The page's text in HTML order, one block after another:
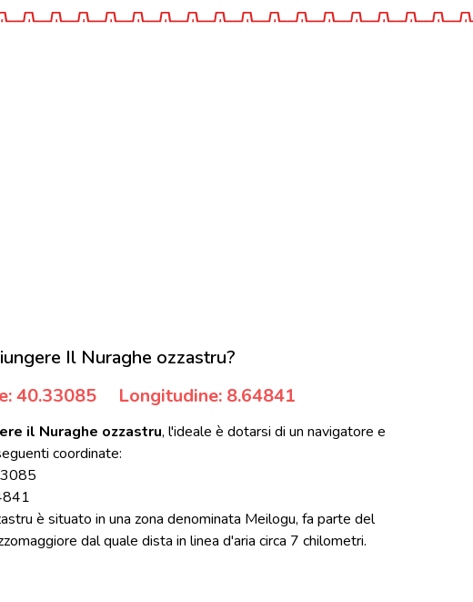
Il Nuraghe ozzastru?
40.33085
Longitudine: 8.64841
il Nuraghe ozzastru, l'ideale è dotarsi di un navigatore e
coordinate:
è situato in una zona denominata Meilogu, fa parte del
dal quale dista in linea d'aria circa 7 chilometri.